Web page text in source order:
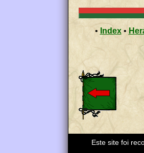
• Index•
Este site foi